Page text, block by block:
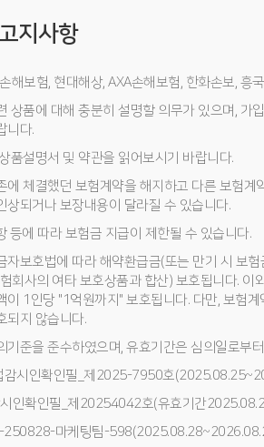
지사항
해보험, 현대해상, AXA손해보험, 한화손보, 흥
상품에 대해 충분히 설명할 의무가 있으며, 가
니다.
품설명서 및 약관을 읽어보시기 바랍니다.
에 체결했던 보험계약을 해지하고 다른 보험계
상되거나 보장내용이 달라질 수 있습니다.
등에 따라 보험금 지급이 제한될 수 있습니다.
자보호법에 따라 해약환급금(또는 만기 시 보
회사의 여타 보호상품과 합산) 보호됩니다. 이
이 1인당 "1억원까지" 보호됩니다. 다만, 보험
되지 않습니다.
기준을 준수하였으며, 유효기간은 심의일로부
감시인확인필_제2025-7950호
시인확인필_제20254042호(유효기간
-250828-마케팅팀-